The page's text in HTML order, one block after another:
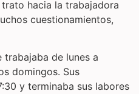
hacia la trabajadora
cuestionamientos,
trabajaba de lunes a
domingos. Sus
y terminaba sus labores